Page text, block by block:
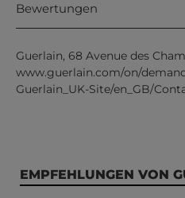
Bewertungen
Guerlain, 68 Avenue des
www.guerlain.com/on/
Guerlain_UK-Site/en_GB/
Produktgalerie
EMPFEHLUNGEN VON